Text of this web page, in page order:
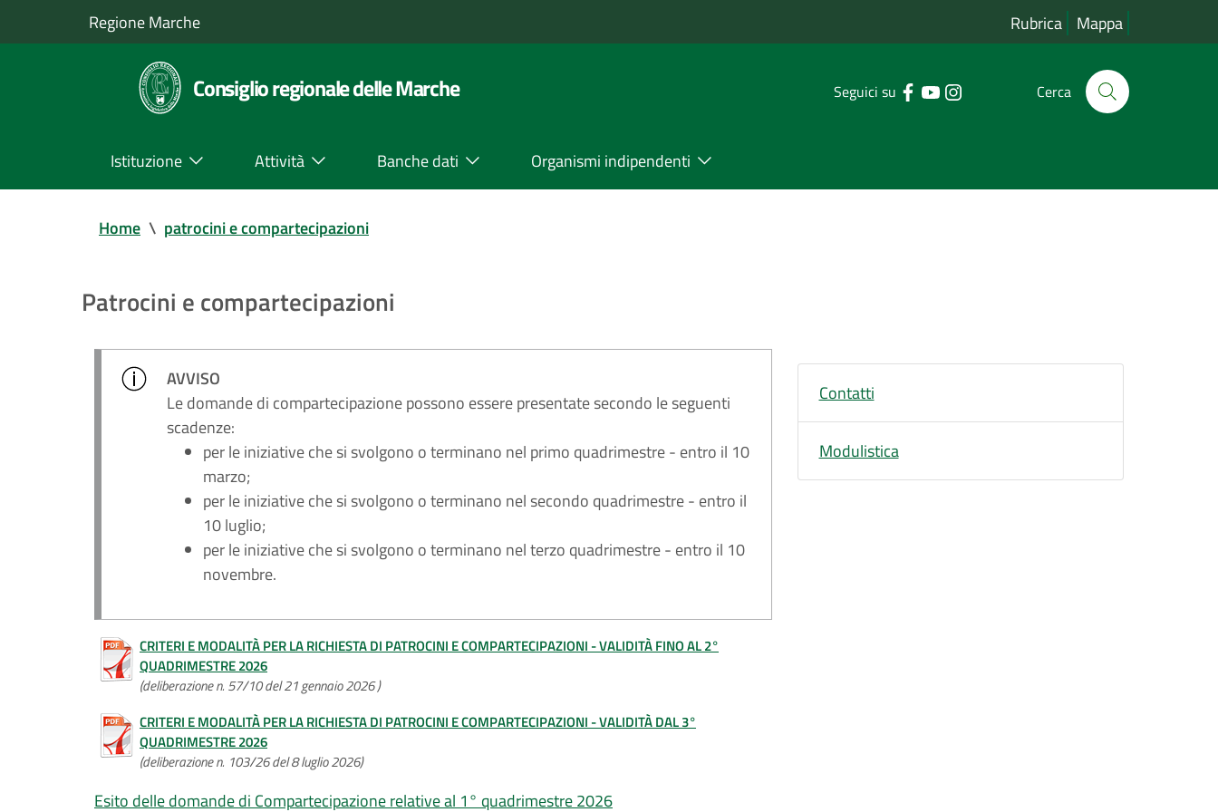
Regione Marche Rubrica Mappa
Consiglio regionale delle Marche Seguici su Cerca
Istituzione Attività Banche dati Organismi indipendenti
Home \ patrocini e compartecipazioni
Patrocini e compartecipazioni
AVVISO
Le domande di compartecipazione possono essere presentate secondo le seguenti
scadenze:
per le iniziative che si svolgono o terminano nel primo quadrimestre - entro il 10
marzo;
per le iniziative che si svolgono o terminano nel secondo quadrimestre - entro il
10 luglio;
per le iniziative che si svolgono o terminano nel terzo quadrimestre - entro il 10
novembre.
CRITERI E MODALITÀ PER LA RICHIESTA DI PATROCINI E COMPARTECIPAZIONI - VALIDITÀ FINO AL 2°
QUADRIMESTRE 2026
(deliberazione n. 57/10 del 21 gennaio 2026 )
CRITERI E MODALITÀ PER LA RICHIESTA DI PATROCINI E COMPARTECIPAZIONI - VALIDITÀ DAL 3°
QUADRIMESTRE 2026
(deliberazione n. 103/26 del 8 luglio 2026)
Esito delle domande di Compartecipazione relative al 1° quadrimestre 2026
Contatti
Modulistica